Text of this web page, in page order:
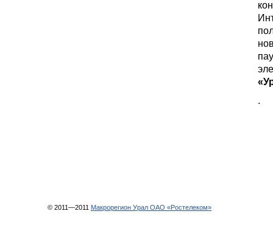
.
© 2011—2011 Макрорегион Урал ОАО «Ростелеком»